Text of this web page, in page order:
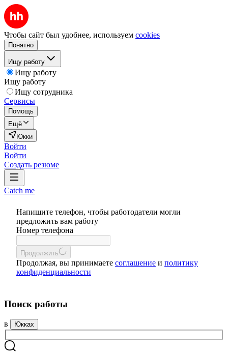
Чтобы сайт был удобнее, используем cookies
Понятно
Ищу работу
Ищу работу
Ищу работу
Ищу сотрудника
Сервисы
Помощь
Ещё
Юкки
Войти
Войти
Создать резюме
Catch me
Напишите телефон, чтобы работодатели могли
предложить вам работу
Номер телефона
Продолжить
Продолжая, вы принимаете соглашение и политику
конфиденциальности
Поиск работы
в Юкках